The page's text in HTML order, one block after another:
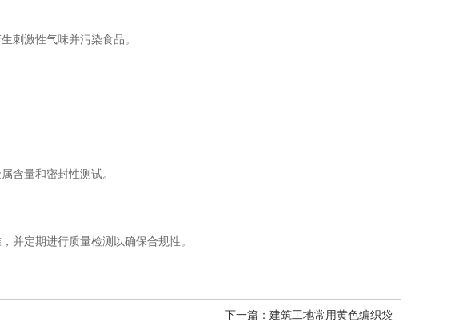
刺激性气味并污染食品。
含量和密封性测试。
并定期进行质量检测以确保合规性。
下一篇： 建筑工地常用黄色编织袋